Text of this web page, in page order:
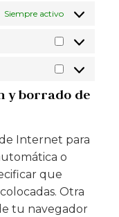
Siempre activo
y borrado de
Internet para
o
que
Otra
tu navegador